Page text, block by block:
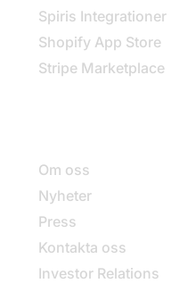
Spiris Integrationer
Shopify App Store
Stripe Marketplace
Om oss
Nyheter
Press
Kontakta oss
Investor Relations